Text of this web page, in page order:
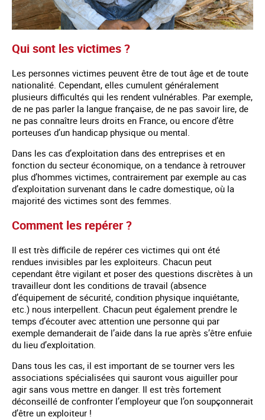
Qui sont les victimes ?
Les personnes victimes peuvent être de tout âge et de toute
nationalité. Cependant, elles cumulent généralement
plusieurs difficultés qui les rendent vulnérables. Par exemple,
de ne pas parler la langue française, de ne pas savoir lire, de
ne pas connaître leurs droits en France, ou encore d’être
porteuses d’un handicap physique ou mental.
Dans les cas d’exploitation dans des entreprises et en
fonction du secteur économique, on a tendance à retrouver
plus d’hommes victimes, contrairement par exemple au cas
d’exploitation survenant dans le cadre domestique, où la
majorité des victimes sont des femmes.
Comment les repérer ?
Il est très difficile de repérer ces victimes qui ont été
rendues invisibles par les exploiteurs. Chacun peut
cependant être vigilant et poser des questions discrètes à un
travailleur dont les conditions de travail (absence
d’équipement de sécurité, condition physique inquiétante,
etc.) nous interpellent. Chacun peut également prendre le
temps d’écouter avec attention une personne qui par
exemple demanderait de l’aide dans la rue après s’être enfuie
du lieu d’exploitation.
Dans tous les cas, il est important de se tourner vers les
associations spécialisées qui sauront vous aiguiller pour
agir sans vous mettre en danger. Il est très fortement
déconseillé de confronter l’employeur que l’on soupçonnerait
d’être un exploiteur !